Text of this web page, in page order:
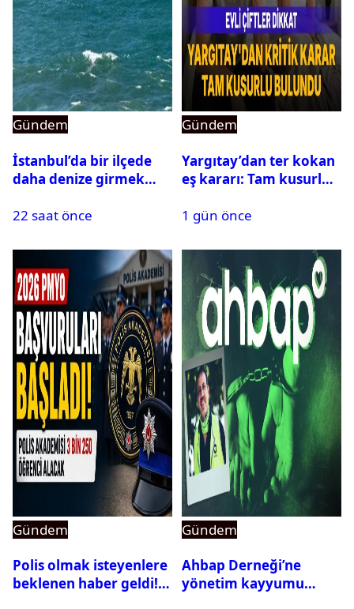
Gündem
İstanbul’da bir ilçede
daha denize girmek
22 saat önce
Gündem
Yargıtay’dan ter kokan
eş kararı: Tam kusurlu
1 gün önce
Gündem
Polis olmak isteyenlere
beklenen haber geldi!
Gündem
Ahbap Derneği’ne
yönetim kayyumu